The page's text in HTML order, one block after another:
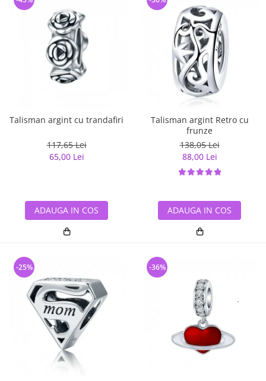
Talisman argint cu trandafiri
117,65 Lei
65,00 Lei
ADAUGA IN COS
Talisman argint Retro cu
frunze
138,05 Lei
88,00 Lei
ADAUGA IN COS
-25% -36%